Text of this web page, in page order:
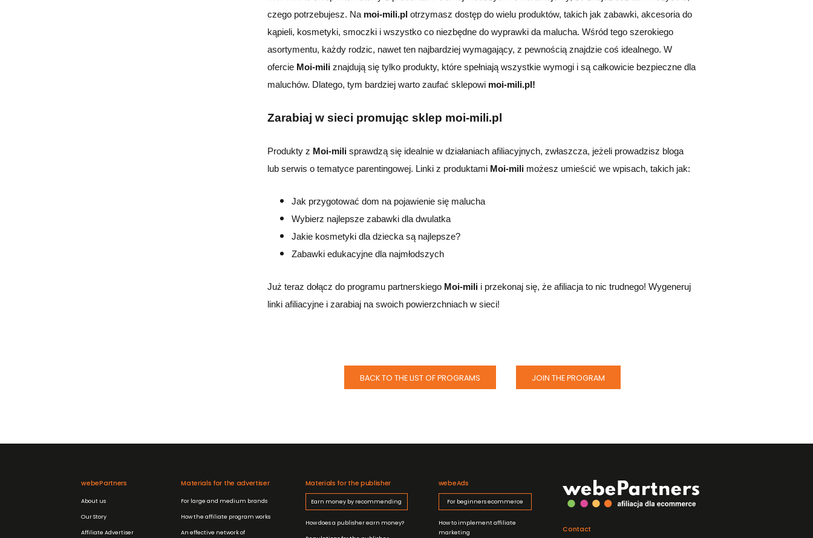
czego potrzebujesz. Na moi-mili.pl otrzymasz dostęp do wielu produktów, takich jak zabawki, akcesoria do
kąpieli, kosmetyki, smoczki i wszystko co niezbędne do wyprawki da malucha. Wśród tego szerokiego
asortymentu, każdy rodzic, nawet ten najbardziej wymagający, z pewnością znajdzie coś idealnego. W
ofercie Moi-mili znajdują się tylko produkty, które spełniają wszystkie wymogi i są całkowicie bezpieczne dla
maluchów. Dlatego, tym bardziej warto zaufać sklepowi moi-mili.pl!
Zarabiaj w sieci promując sklep moi-mili.pl
Produkty z Moi-mili sprawdzą się idealnie w działaniach afiliacyjnych, zwłaszcza, jeżeli prowadzisz bloga
lub serwis o tematyce parentingowej. Linki z produktami Moi-mili możesz umieścić we wpisach, takich jak:
Jak przygotować dom na pojawienie się malucha
Wybierz najlepsze zabawki dla dwulatka
Jakie kosmetyki dla dziecka są najlepsze?
Zabawki edukacyjne dla najmłodszych
Już teraz dołącz do programu partnerskiego Moi-mili i przekonaj się, że afiliacja to nic trudnego! Wygeneruj
linki afiliacyjne i zarabiaj na swoich powierzchniach w sieci!
BACK TO THE LIST OF PROGRAMS JOIN THE PROGRAM
webePartners
About us
Our Story
Affiliate Advertiser
Materials for the advertiser
For large and medium brands
How the affiliate program works
An effective network of
Materials for the publisher
Earn money by recommending
How does a publisher earn money?
webeAds
For beginners ecommerce
How to implement affiliate
marketing
Contact